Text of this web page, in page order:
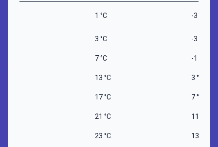
1 °C -3 °C
3 °C -3 °C
7 °C -1 °C
13 °C 3 °C
17 °C 7 °C
21 °C 11 °C
23 °C 13 °C